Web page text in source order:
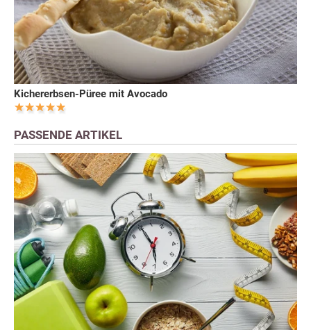
Kichererbsen-Püree mit Avocado
PASSENDE ARTIKEL